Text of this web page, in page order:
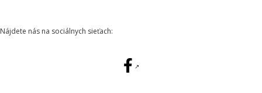
Nájdete nás na sociálnych sieťach: